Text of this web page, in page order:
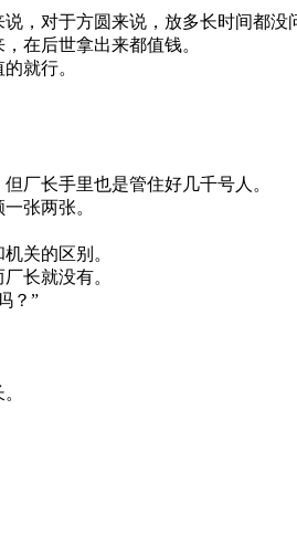
，对于方圆来说，放多长时间都没
在后世拿出来都值钱。
就行。
厂长手里也是管住好几千号人。
张两张。
关的区别。
长就没有。
？”